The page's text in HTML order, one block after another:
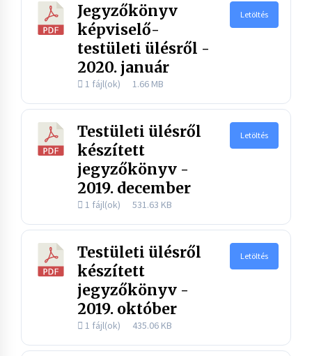
Jegyzőkönyv
képviselő-
testületi ülésről -
2020. január
1 fájl(ok) 1.66 MB
Letöltés
Testületi ülésről
készített
jegyzőkönyv -
2019. december
1 fájl(ok) 531.63 KB
Letöltés
Testületi ülésről
készített
jegyzőkönyv -
2019. október
1 fájl(ok) 435.06 KB
Letöltés